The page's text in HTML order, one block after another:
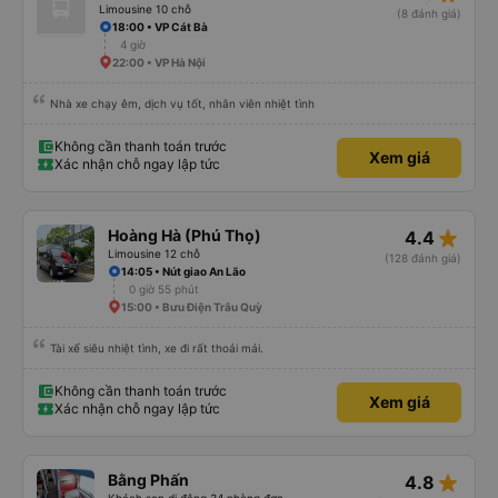
Limousine 10 chỗ
(8 đánh giá)
18:00 • VP Cát Bà
4 giờ
22:00 • VP Hà Nội
Nhà xe chạy êm, dịch vụ tốt, nhân viên nhiệt tình
Không cần thanh toán trước
Xác nhận chỗ ngay lập tức
Xem giá
Hoàng Hà (Phú Thọ)
Limousine 12 chỗ
4.4 star_rate
(128 đánh giá)
14:05 • Nút giao An Lão
0 giờ 55 phút
15:00 • Bưu Điện Trâu Quỳ
Tài xế siêu nhiệt tình, xe đi rất thoải mái.
Không cần thanh toán trước
Xác nhận chỗ ngay lập tức
Xem giá
Bằng Phấn 4.8 star_rate